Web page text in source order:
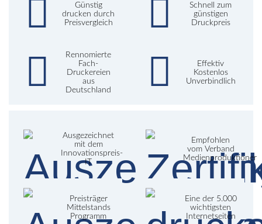
Günstig
drucken durch
Preisvergleich
Schnell zum
günstigen
Druckpreis
Rennomierte
Fach-
Druckereien
aus
Deutschland
Effektiv
Kostenlos
Unverbindlich
Ausgezeichnet
mit dem
Innovationspreis-
IT
Empfohlen
vom Verband
Medienproduktioner
Preisträger
Mittelstands
Programm
Eine der 5.000
wichtigsten
Internetseiten